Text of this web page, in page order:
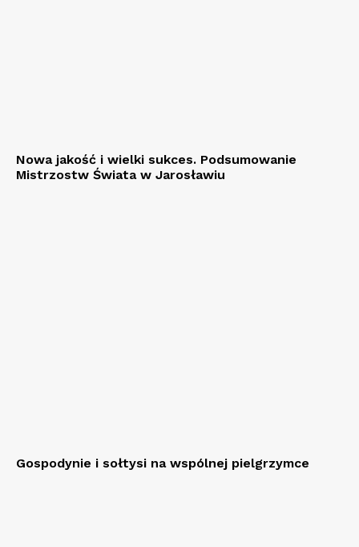
Nowa jakość i wielki sukces. Podsumowanie
Mistrzostw Świata w Jarosławiu
Gospodynie i sołtysi na wspólnej pielgrzymce